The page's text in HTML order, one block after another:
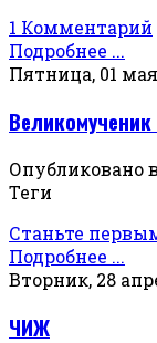
1 Комментарий
Подробнее ...
Пятница, 01 мая
Опубликовано в
Теги
Станьте
Подробнее ...
Вторник, 28
ЧИЖ